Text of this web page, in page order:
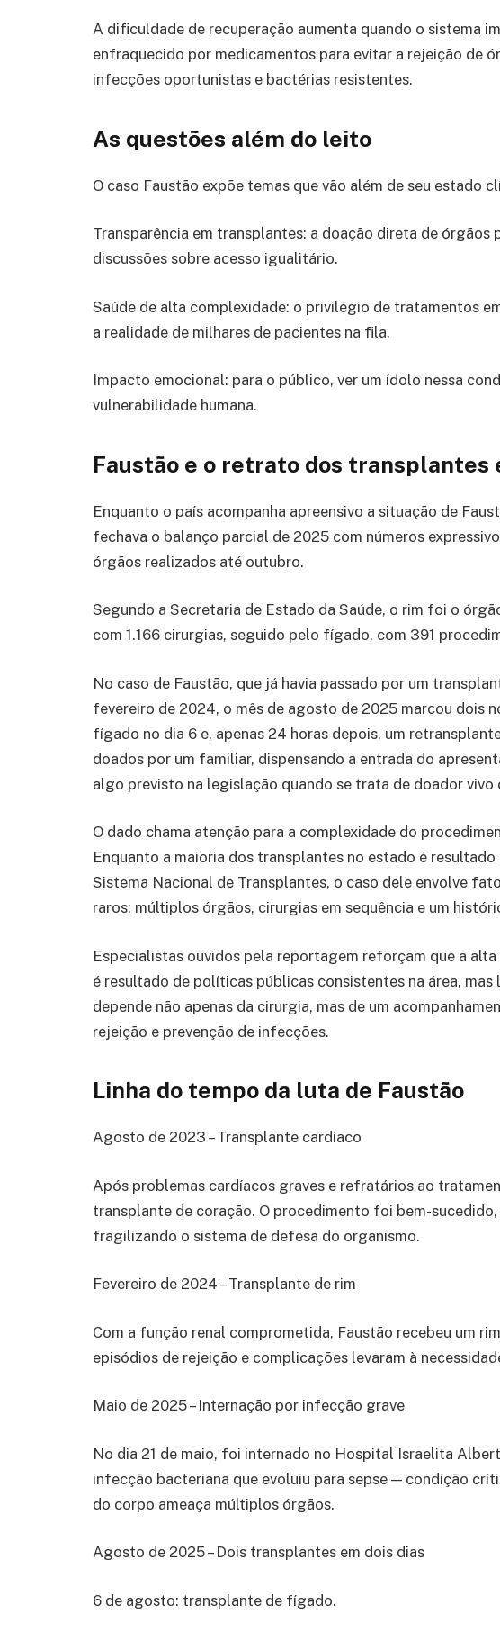
A dificuldade de recuperação aumenta quando o sistema
enfraquecido por medicamentos para evitar a rejeição de
infecções oportunistas e bactérias resistentes.
As questões além do leito
O caso Faustão expõe temas que vão além de seu estado
Transparência em transplantes: a doação direta de
discussões sobre acesso igualitário.
Saúde de alta complexidade: o privilégio de tratamentos
a realidade de milhares de pacientes na fila.
Impacto emocional: para o público, ver um ídolo nessa
vulnerabilidade humana.
Faustão e o retrato dos transplantes
Enquanto o país acompanha apreensivo a situação de
fechava o balanço parcial de 2025 com números
órgãos realizados até outubro.
Segundo a Secretaria de Estado da Saúde, o rim foi o
com 1.166 cirurgias, seguido pelo fígado, com 391
No caso de Faustão, que já havia passado por um
fevereiro de 2024, o mês de agosto de 2025 marcou dois
fígado no dia 6 e, apenas 24 horas depois, um
doados por um familiar, dispensando a entrada do
algo previsto na legislação quando se trata de doador vivo
O dado chama atenção para a complexidade do
Enquanto a maioria dos transplantes no estado é
Sistema Nacional de Transplantes, o caso dele envolve
raros: múltiplos órgãos, cirurgias em sequência e um
Especialistas ouvidos pela reportagem reforçam que a
é resultado de políticas públicas consistentes na área, mas
depende não apenas da cirurgia, mas de um
rejeição e prevenção de infecções.
Linha do tempo da luta de Faustão
Agosto de 2023 – Transplante cardíaco
Após problemas cardíacos graves e refratários ao
transplante de coração. O procedimento foi bem-
fragilizando o sistema de defesa do organismo.
Fevereiro de 2024 – Transplante de rim
Com a função renal comprometida, Faustão recebeu um
episódios de rejeição e complicações levaram à
Maio de 2025 – Internação por infecção grave
No dia 21 de maio, foi internado no Hospital Israelita
infecção bacteriana que evoluiu para sepse — condição
do corpo ameaça múltiplos órgãos.
Agosto de 2025 – Dois transplantes em dois dias
6 de agosto: transplante de fígado.